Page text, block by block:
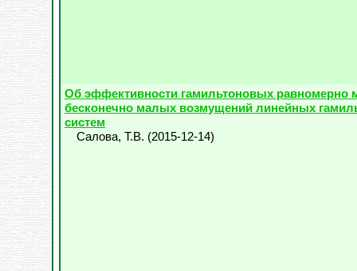
Об эффективности гамильтоновых равномерно
бесконечно малых возмущений линейных
систем
Салова, Т.В. (2015-12-14)